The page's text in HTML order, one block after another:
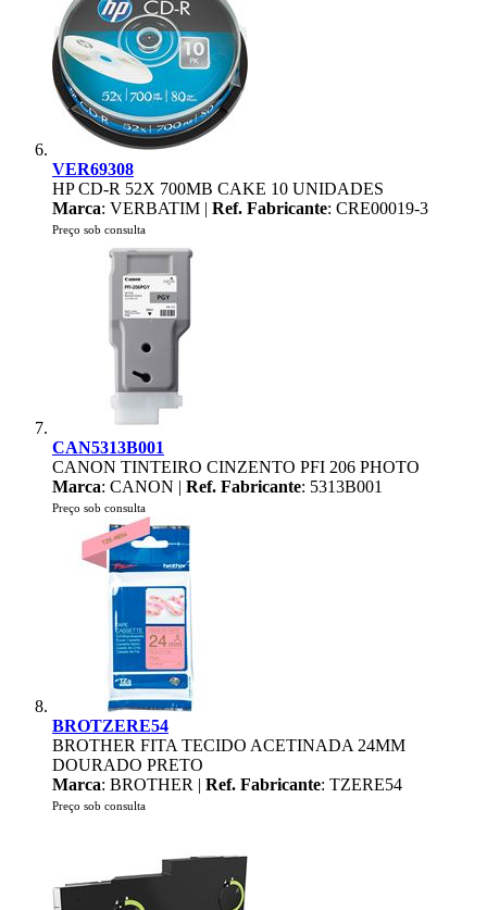
VER69308
HP CD-R 52X 700MB CAKE 10 UNIDADES
Marca: VERBATIM | Ref. Fabricante: CRE00019-3
Preço sob consulta
CAN5313B001
CANON TINTEIRO CINZENTO PFI 206 PHOTO
Marca: CANON | Ref. Fabricante: 5313B001
Preço sob consulta
BROTZERE54
BROTHER FITA TECIDO ACETINADA 24MM
DOURADO PRETO
Marca: BROTHER | Ref. Fabricante: TZERE54
Preço sob consulta